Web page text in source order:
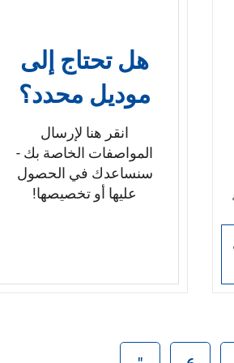
القضبان، ونمط العمود، والتركيب
على السطح أو على الجانب،
والتركيبات الطرفية القابلة
للتخصيص لمشروعك
هل تحتاج إلى
موديل محدد؟
انقر هنا لإرسال
المواصفات الخاصة بك -
سنساعدك في الحصول
عليها أو تخصيصها!